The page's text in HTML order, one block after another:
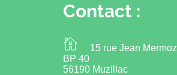
Contact :
15 rue Jean Mermoz
BP 40
56190 Muzillac